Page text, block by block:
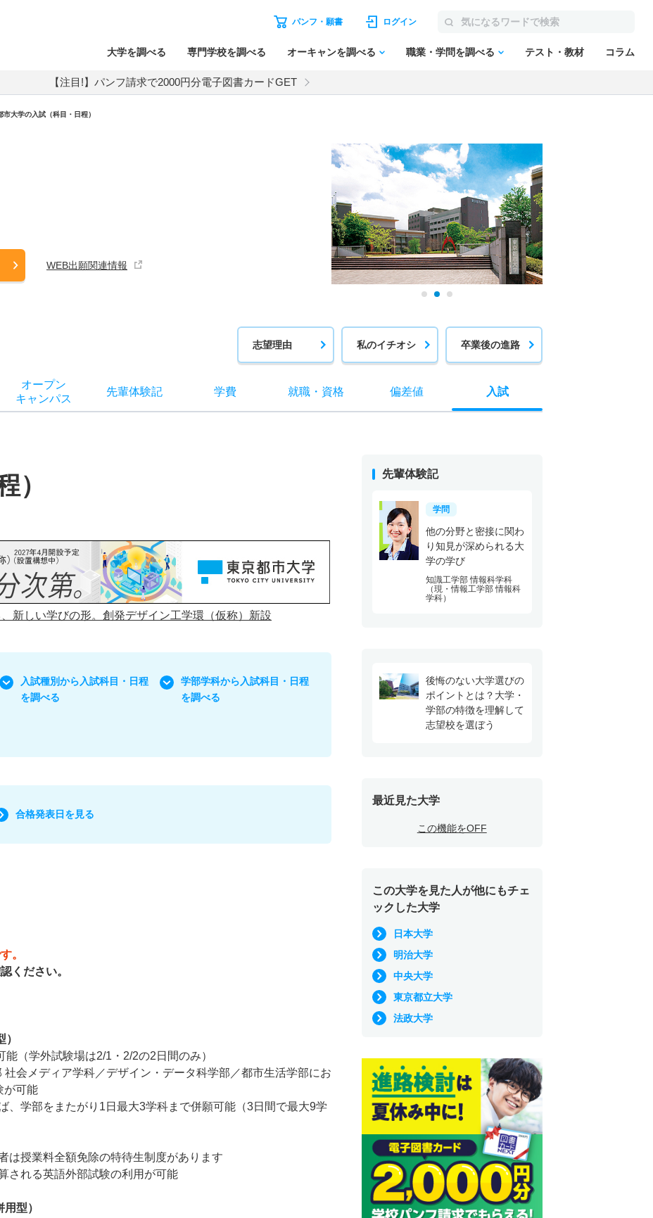
パンフ・願書 ログイン
大学を調べる 専門学校を調べる オーキャンを調べる 職業・学問を調べる テスト・教材 コラム
【注目!】パンフ請求で2000円分電子図書カードGET
市大学の入試（科目・日程）
WEB出願関連情報
志望理由 私のイチオシ 卒業後の進路
オープン
キャンパス
先輩体験記 学費 就職・ 資格 偏差値 入試
）
新しい学びの形。創発デザイン工学環（仮称）新設
入試種別から入試科目・日程
を調べる
学部学科から入試科目・日程
を調べる
合格発表日を見る
。
ください。
（学外試験場は2/1・2/2の2日間のみ）
社会メディア学科／デザイン・データ科学部／都市生活学部にお
が可能
、学部をまたがり1日最大3学科まで併願可能（3日間で最大9学
は授業料全額免除の特待生制度があります
される英語外部試験の利用が可能
型）
先輩体験記
学問
他の分野と密接に関わ
り知見が深められる大
学の学び
知識工学部 情報科学科
（現・情報工学部 情報科
学科）
後悔のない大学選びの
ポイントとは？大学・
学部の特徴を理解して
志望校を選ぼう
最近見た大学
この機能をOFF
この大学を見た人が他にもチェ
ックした大学
日本大学
明治大学
中央大学
東京都立大学
法政大学